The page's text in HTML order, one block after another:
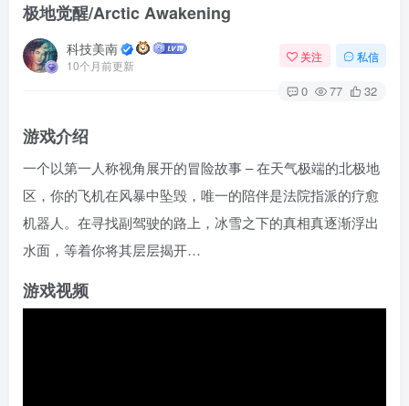
软件 Linux软件 Android软件
极地觉醒/Arctic Awakening
科技美南
10个月前更新
关注 私信
0 77 32
游戏介绍
一个以第一人称视角展开的冒险故事 – 在天气极端的北极地
区，你的飞机在风暴中坠毁，唯一的陪伴是法院指派的疗愈
机器人。在寻找副驾驶的路上，冰雪之下的真相真逐渐浮出
水面，等着你将其层层揭开…
游戏视频